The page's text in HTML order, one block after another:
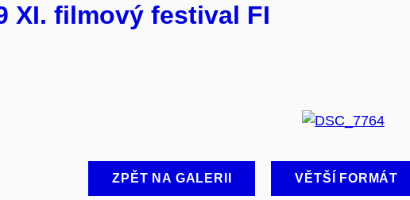
XI. filmový festival FI
ZPĚT NA GALERII VĚTŠÍ FORMÁT